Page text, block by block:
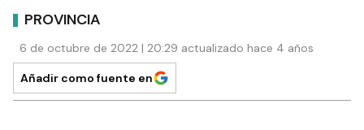
PROVINCIA
6 de octubre de 2022 | 20:29 actualizado hace 4 años
Añadir como fuente en